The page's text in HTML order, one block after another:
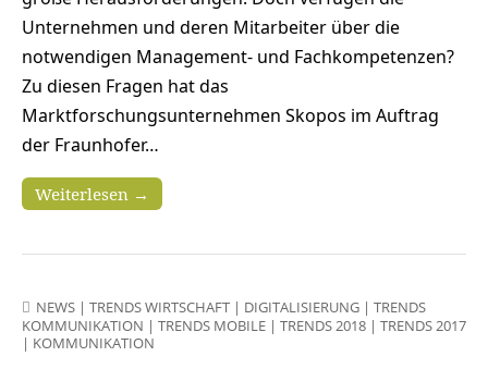
Unternehmen und deren Mitarbeiter über die
notwendigen Management- und Fachkompetenzen?
Zu diesen Fragen hat das
Marktforschungsunternehmen Skopos im Auftrag
der Fraunhofer…
Weiterlesen →
NEWS | TRENDS WIRTSCHAFT | DIGITALISIERUNG | TRENDS
KOMMUNIKATION | TRENDS MOBILE | TRENDS 2018 | TRENDS 2017
| KOMMUNIKATION